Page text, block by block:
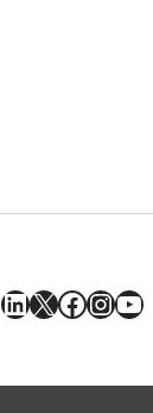
LinkedIn
X